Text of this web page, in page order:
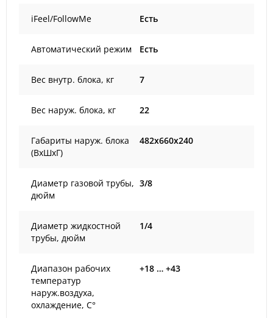
iFeel/FollowMe Есть
Автоматический режим Есть
Вес внутр. блока, кг 7
Вес наруж. блока, кг 22
Габариты наруж. блока
(ВxШxГ)
482x660x240
Диаметр газовой трубы,
дюйм
3/8
Диаметр жидкостной
трубы, дюйм
1/4
Диапазон рабочих
температур
наруж.воздуха,
охлаждение, С°
+18 … +43